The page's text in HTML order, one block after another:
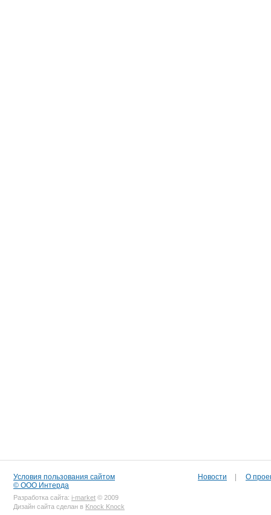
Условия пользования сайтом
© ООО Интерда
Разработка сайта: i-market © 2009
Дизайн сайта сделан в Knock Knock
Новости О